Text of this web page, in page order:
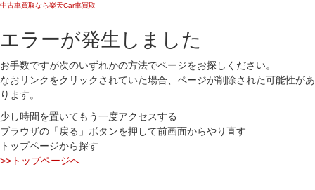
中古車買取なら楽天Car車買取
エラーが発生しました
お手数ですが次のいずれかの方法でページをお探しください。
なおリンクをクリックされていた場合、ページが削除された可能性があ
ります。
少し時間を置いてもう一度アクセスする
ブラウザの「戻る」ボタンを押して前画面からやり直す
トップページから探す
>>トップページへ